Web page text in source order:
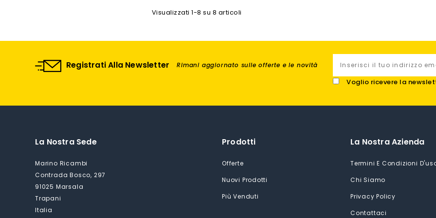
Visualizzati 1-8 su 8 articoli
Registrati Alla Newsletter Rimani aggiornato sulle offerte e le novità
Voglio ricevere la
La Nostra Sede
Marino Ricambi
Contrada Bosco, 297
91025 Marsala
Trapani
Italia
Prodotti
Offerte
Nuovi Prodotti
Più Venduti
La Nostra Azienda
Termini E Condizioni
Chi Siamo
Privacy Policy
Contattaci